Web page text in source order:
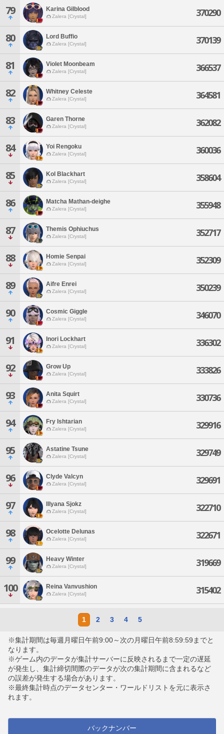
79 Karina Gilblood
Zalera [Crystal] 370290
80 Lord Buffio
Zalera [Crystal] 370139
81 Violet Moonbeam
Zalera [Crystal] 366537
82 Whitney Celeste
Zalera [Crystal] 364581
83 Garen Thorne
Zalera [Crystal] 362082
84 Yoi Rengoku
Zalera [Crystal] 360036
85 Kol Blackhart
Zalera [Crystal] 358604
86 Matcha Mathan-deighe
Zalera [Crystal] 355948
87 Themis Ophiuchus
Zalera [Crystal] 352717
88 Homie Senpai
Zalera [Crystal] 352309
89 Aifre Enrei
Zalera [Crystal] 350239
90 Cosmic Giggle
Zalera [Crystal] 346070
91 Inori Lockhart
Zalera [Crystal] 336302
92 Grow Up
Zalera [Crystal] 333826
93 Anita Squirt
Zalera [Crystal] 330736
94 Fry Ishtarian
Zalera [Crystal] 329916
95 Astatine Tsune
Zalera [Crystal] 329749
96 Clyde Valcyn
Zalera [Crystal] 329691
97 Illyana Sjokz
Zalera [Crystal] 322710
98 Ocelotte Delunas
Zalera [Crystal] 322671
99 Heavy Winter
Zalera [Crystal] 319669
100 Reina Vanvushion
Zalera [Crystal] 315402
1 2 3 4 5
※集計期間は毎週月曜日午前9:00～次の月曜日午前8:59:59までと
なります。
※ゲーム内のデータが集計サーバーに反映されるまで一定の遅延
が発生し、集計締切間際のデータが次の集計期間に含まれるなど
の誤差が発生する場合があります。
※最終集計時点のデータセンター・ワールドリストを元に表示さ
れます。
バックナンバー